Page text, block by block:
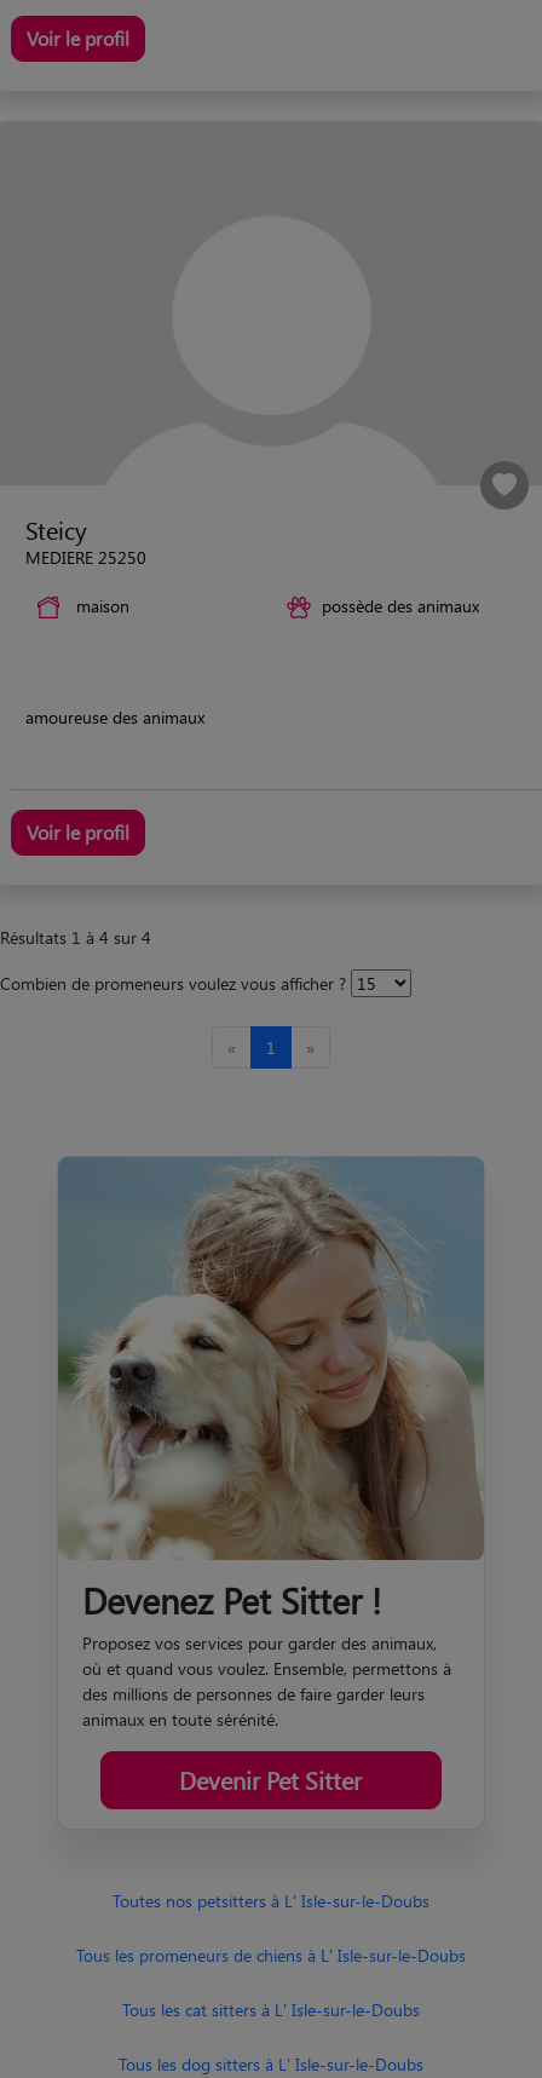
Voir le profil
Steicy
MEDIERE 25250
maison possède des animaux
amoureuse des animaux
Voir le profil
Résultats 1 à 4 sur 4
Combien de promeneurs voulez vous afficher ?
« 1 »
Devenez Pet Sitter !
Proposez vos services pour garder des animaux,
où et quand vous voulez. Ensemble, permettons à
des millions de personnes de faire garder leurs
animaux en toute sérénité.
Devenir Pet Sitter
Toutes nos petsitters à L' Isle-sur-le-Doubs
Tous les promeneurs de chiens à L' Isle-sur-le-Doubs
Tous les cat sitters à L' Isle-sur-le-Doubs
Tous les dog sitters à L' Isle-sur-le-Doubs